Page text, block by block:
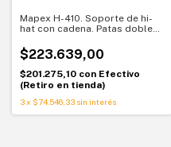
Mapex H-410. Soporte de hi-
hat con cadena. Patas dobles
$223.639,00
$201.275,10 con Efectivo
(Retiro en tienda)
3x $74.546,33 sin interés